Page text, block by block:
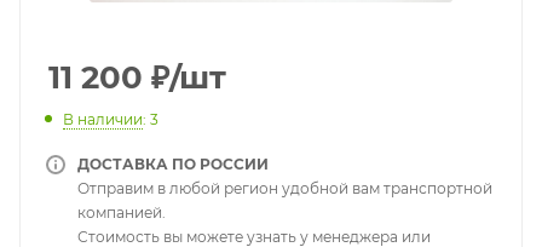
11 200 ₽/шт
В наличии: 3
ДОСТАВКА ПО РОССИИ
Отправим в любой регион удобной вам транспортной
компанией.
Стоимость вы можете узнать у менеджера или